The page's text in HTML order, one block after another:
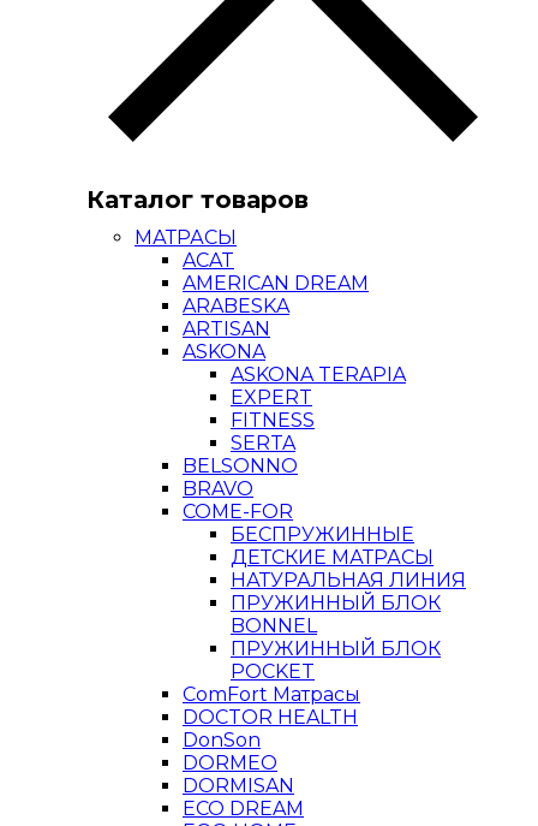
Каталог товаров
МАТРАСЫ
ACAT
AMERICAN DREAM
ARABESKA
ARTISAN
ASKONA
ASKONA TERAPIA
EXPERT
FITNESS
SERTA
BELSONNO
BRAVO
COME-FOR
БЕСПРУЖИННЫЕ
ДЕТСКИЕ МАТРАСЫ
НАТУРАЛЬНАЯ ЛИНИЯ
ПРУЖИННЫЙ БЛОК
BONNEL
ПРУЖИННЫЙ БЛОК
POCKET
ComFort Матрасы
DOCTOR HEALTH
DonSon
DORMEO
DORMISAN
ECO DREAM